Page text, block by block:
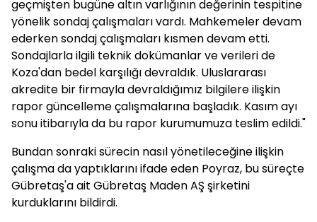
geçmişten bugüne altın varlığının değerinin tespitine
yönelik sondaj çalışmaları vardı. Mahkemeler devam
ederken sondaj çalışmaları kısmen devam etti.
Sondajlarla ilgili teknik dokümanlar ve verileri de
Koza'dan bedel karşılığı devraldık. Uluslararası
akredite bir firmayla devraldığımız bilgilere ilişkin
rapor güncelleme çalışmalarına başladık. Kasım ayı
sonu itibarıyla da bu rapor kurumumuza teslim edildi."
Bundan sonraki sürecin nasıl yönetileceğine ilişkin
çalışma da yaptıklarını ifade eden Poyraz, bu süreçte
Gübretaş'a ait Gübretaş Maden AŞ şirketini
kurduklarını bildirdi.